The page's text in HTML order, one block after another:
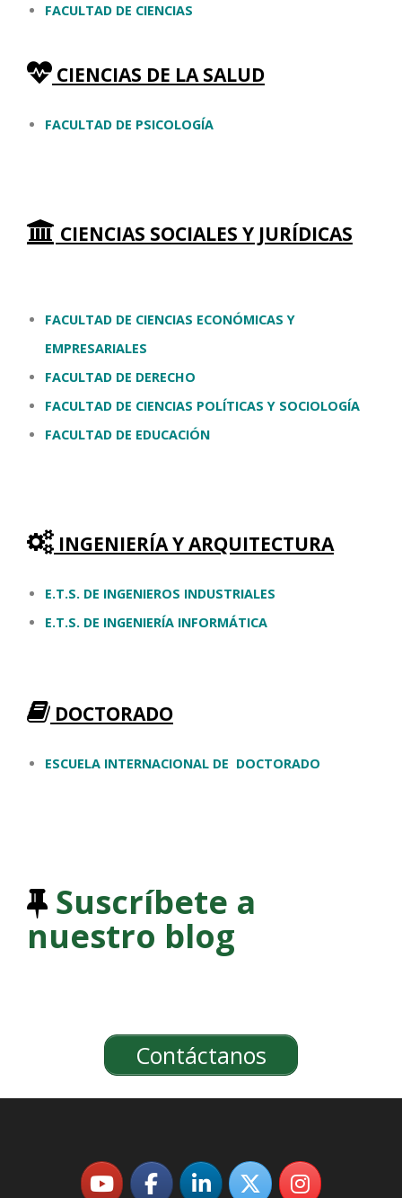
FACULTAD DE CIENCIAS
CIENCIAS DE LA SALUD
FACULTAD DE PSICOLOGÍA
CIENCIAS SOCIALES Y JURÍDICAS
FACULTAD DE CIENCIAS ECONÓMICAS Y
EMPRESARIALES
FACULTAD DE DERECHO
FACULTAD DE CIENCIAS POLÍTICAS Y SOCIOLOGÍA
FACULTAD DE EDUCACIÓN
INGENIERÍA Y ARQUITECTURA
E.T.S. DE INGENIEROS INDUSTRIALES
E.T.S. DE INGENIERÍA INFORMÁTICA
DOCTORADO
ESCUELA INTERNACIONAL DE DOCTORADO
Suscríbete a
nuestro blog
Contáctanos